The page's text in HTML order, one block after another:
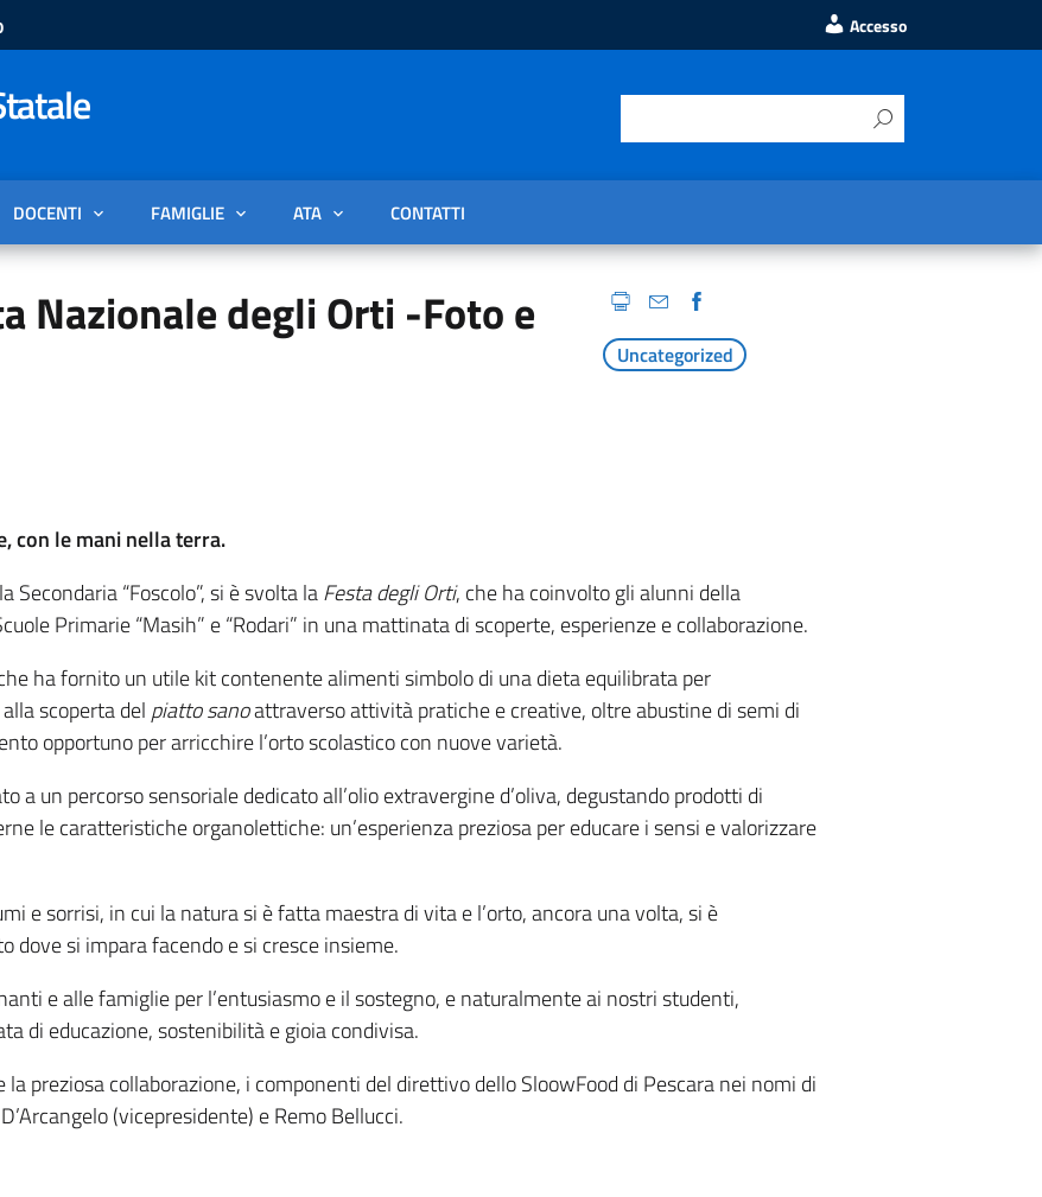
Accesso
DOCENTI FAMIGLIE ATA CONTATTI
Nazionale degli Orti -Foto e
Uncategorized
con le mani nella terra.
Secondaria “Foscolo”, si è svolta laFesta degli Orti, che ha coinvolto gli alunni della
Primarie “Masih” e “Rodari” in una mattinata di scoperte, esperienze e collaborazione.
ha fornito un utile kit contenente alimenti simbolo di una dieta equilibrata per
scoperta del piatto sanoattraverso attività pratiche e creative, oltre abustine di semi di
opportuno per arricchire l’orto scolastico con nuove varietà.
a un percorso sensoriale dedicato all’olio extravergine d’oliva, degustando prodotti di
le caratteristiche organolettiche: un’esperienza preziosa per educare i sensi e valorizzare
e sorrisi, in cui la natura si è fatta maestra di vita e l’orto, ancora una volta, si è
dove si impara facendo e si cresce insieme.
e alle famiglie per l’entusiasmo e il sostegno, e naturalmente ai nostri studenti,
di educazione, sostenibilità e gioia condivisa.
preziosa collaborazione, i componenti del direttivo dello SloowFood di Pescara nei nomi di
(vicepresidente) e Remo Bellucci.